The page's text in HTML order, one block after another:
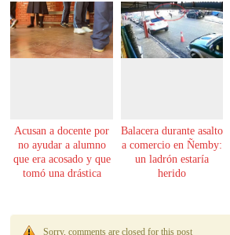
Acusan a docente por
no ayudar a alumno
que era acosado y que
tomó una drástica
Balacera durante asalto
a comercio en Ñemby:
un ladrón estaría
herido
Sorry, comments are closed for this post